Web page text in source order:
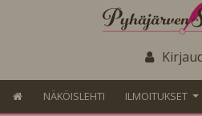
NÄKÖISLEHTI ILMOITUKSET